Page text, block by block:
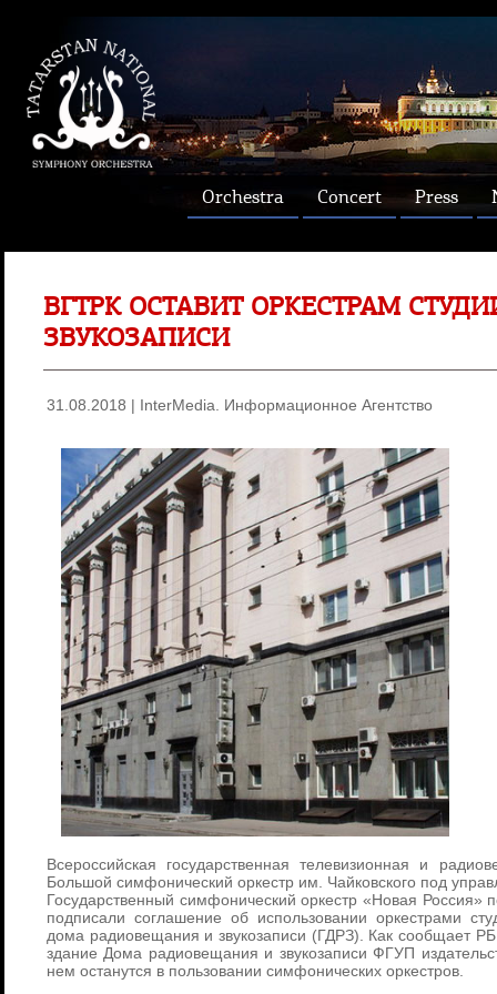
Orchestra Concert Press
ВГТРК ОСТАВИТ ОРКЕСТРАМ
ЗВУКОЗАПИСИ
31.08.2018 | InterMedia. Информационное Агентство
Всероссийская государственная телевизионная и
Большой симфонический оркестр им. Чайковского под
Государственный симфонический оркестр «Новая
подписали соглашение об использовании оркестрами
дома радиовещания и звукозаписи (ГДРЗ). Как сообщает
здание Дома радиовещания и звукозаписи ФГУП
нем останутся в пользовании симфонических оркестров.